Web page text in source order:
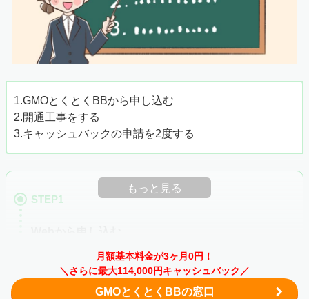
1.GMOとくとくBBから申し込む
2.開通工事をする
3.キャッシュバックの申請を2度する
STEP1
まずはGMOとくとくBBの「Webサイト
しょう。サイトを開いたらページ下部の「お申込みはこち
ら」を押して、次に進みます。
もっと見る
月額基本料金が3ヶ月0円！
＼さらに最大114,000円キャッシュバック／
GMOとくとくBBの窓口